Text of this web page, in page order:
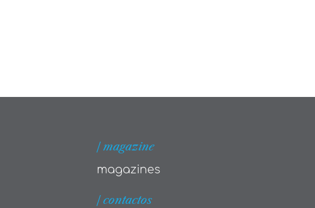
| magazine
magazines
| contactos